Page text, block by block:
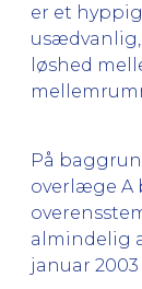
er et
løshed
På
overlæge A
almindelig
januar